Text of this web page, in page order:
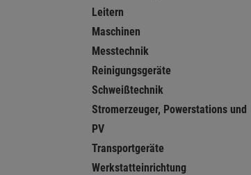
Leitern
Maschinen
Messtechnik
Reinigungsgeräte
Schweißtechnik
Stromerzeuger, Powerstations und
PV
Transportgeräte
Werkstatteinrichtung